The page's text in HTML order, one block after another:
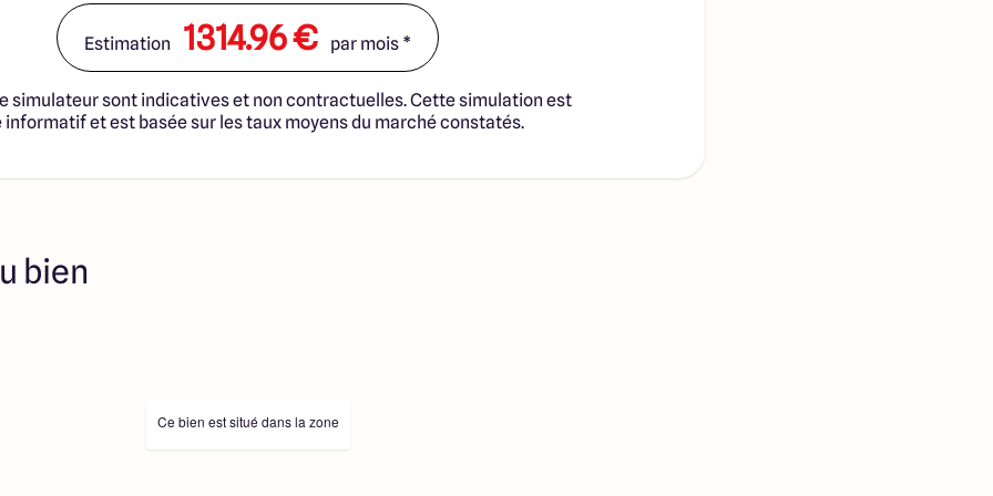
terrain et de la
et taxes. Les
sont sélectionnées
fonciers selon disponibilités
en vue de construire une
de Construction de
de la loi du 19/12/1990.
soit des
jouent un rôle
Estimation 1314.96 € par mois *
simulateur sont indicatives et non contractuelles. Cette simulation est
et est basée sur les taux moyens du marché constatés.
bien
Ce bien est situé dans la zone